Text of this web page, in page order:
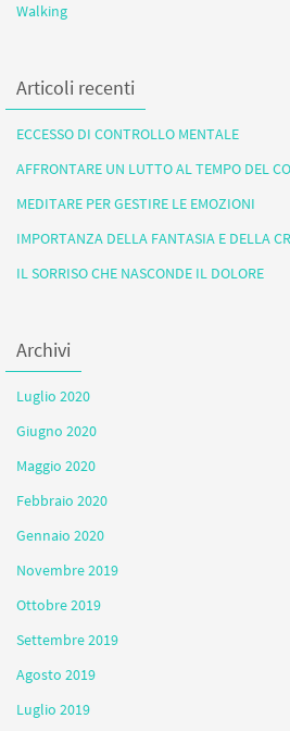
Walking
Articoli recenti
ECCESSO DI CONTROLLO MENTALE
AFFRONTARE UN LUTTO AL TEMPO DEL
MEDITARE PER GESTIRE LE EMOZIONI
IMPORTANZA DELLA FANTASIA E DELLA
IL SORRISO CHE NASCONDE IL DOLORE
Archivi
Luglio 2020
Giugno 2020
Maggio 2020
Febbraio 2020
Gennaio 2020
Novembre 2019
Ottobre 2019
Settembre 2019
Agosto 2019
Luglio 2019